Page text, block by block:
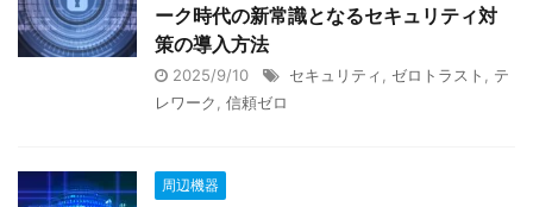
ーク時代の新常識となるセキュリティ対
策の導入方法
2025/9/10 セキュリティ ゼロトラスト
テ
レワーク
信頼ゼロ
周辺機器